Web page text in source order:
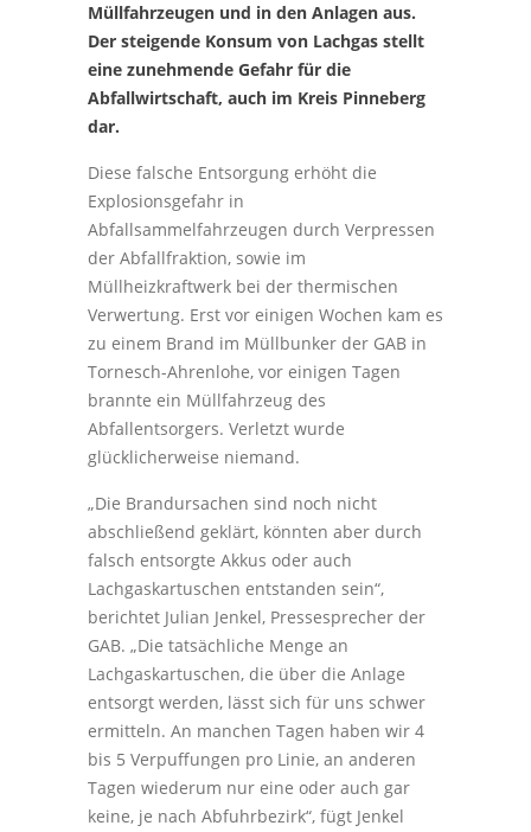
Müllfahrzeugen und in den Anlagen aus.
Der steigende Konsum von Lachgas stellt
eine zunehmende Gefahr für die
Abfallwirtschaft, auch im Kreis Pinneberg
dar.
Diese falsche Entsorgung erhöht die
Explosionsgefahr in
Abfallsammelfahrzeugen durch Verpressen
der Abfallfraktion, sowie im
Müllheizkraftwerk bei der thermischen
Verwertung. Erst vor einigen Wochen kam es
zu einem Brand im Müllbunker der GAB in
Tornesch-Ahrenlohe, vor einigen Tagen
brannte ein Müllfahrzeug des
Abfallentsorgers. Verletzt wurde
glücklicherweise niemand.
„Die Brandursachen sind noch nicht
abschließend geklärt, könnten aber durch
falsch entsorgte Akkus oder auch
Lachgaskartuschen entstanden sein“,
berichtet Julian Jenkel, Pressesprecher der
GAB. „Die tatsächliche Menge an
Lachgaskartuschen, die über die Anlage
entsorgt werden, lässt sich für uns schwer
ermitteln. An manchen Tagen haben wir 4
bis 5 Verpuffungen pro Linie, an anderen
Tagen wiederum nur eine oder auch gar
keine, je nach Abfuhrbezirk“, fügt Jenkel